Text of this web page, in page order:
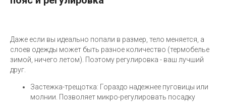
Даже если вы идеально попали в размер, тело меняется, а
слоев одежды может быть разное количество (термобелье
зимой, ничего летом). Поэтому регулировка - ваш лучший
друг.
Застежка-трещотка: Гораздо надежнее пуговицы или
молнии. Позволяет микро-регулировать посадку